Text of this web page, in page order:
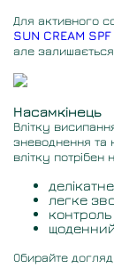
Для активного
SUN CREAM
але
Насамкінець
Влітку
зневоднення та
влітку
легке
Обирайте догляд